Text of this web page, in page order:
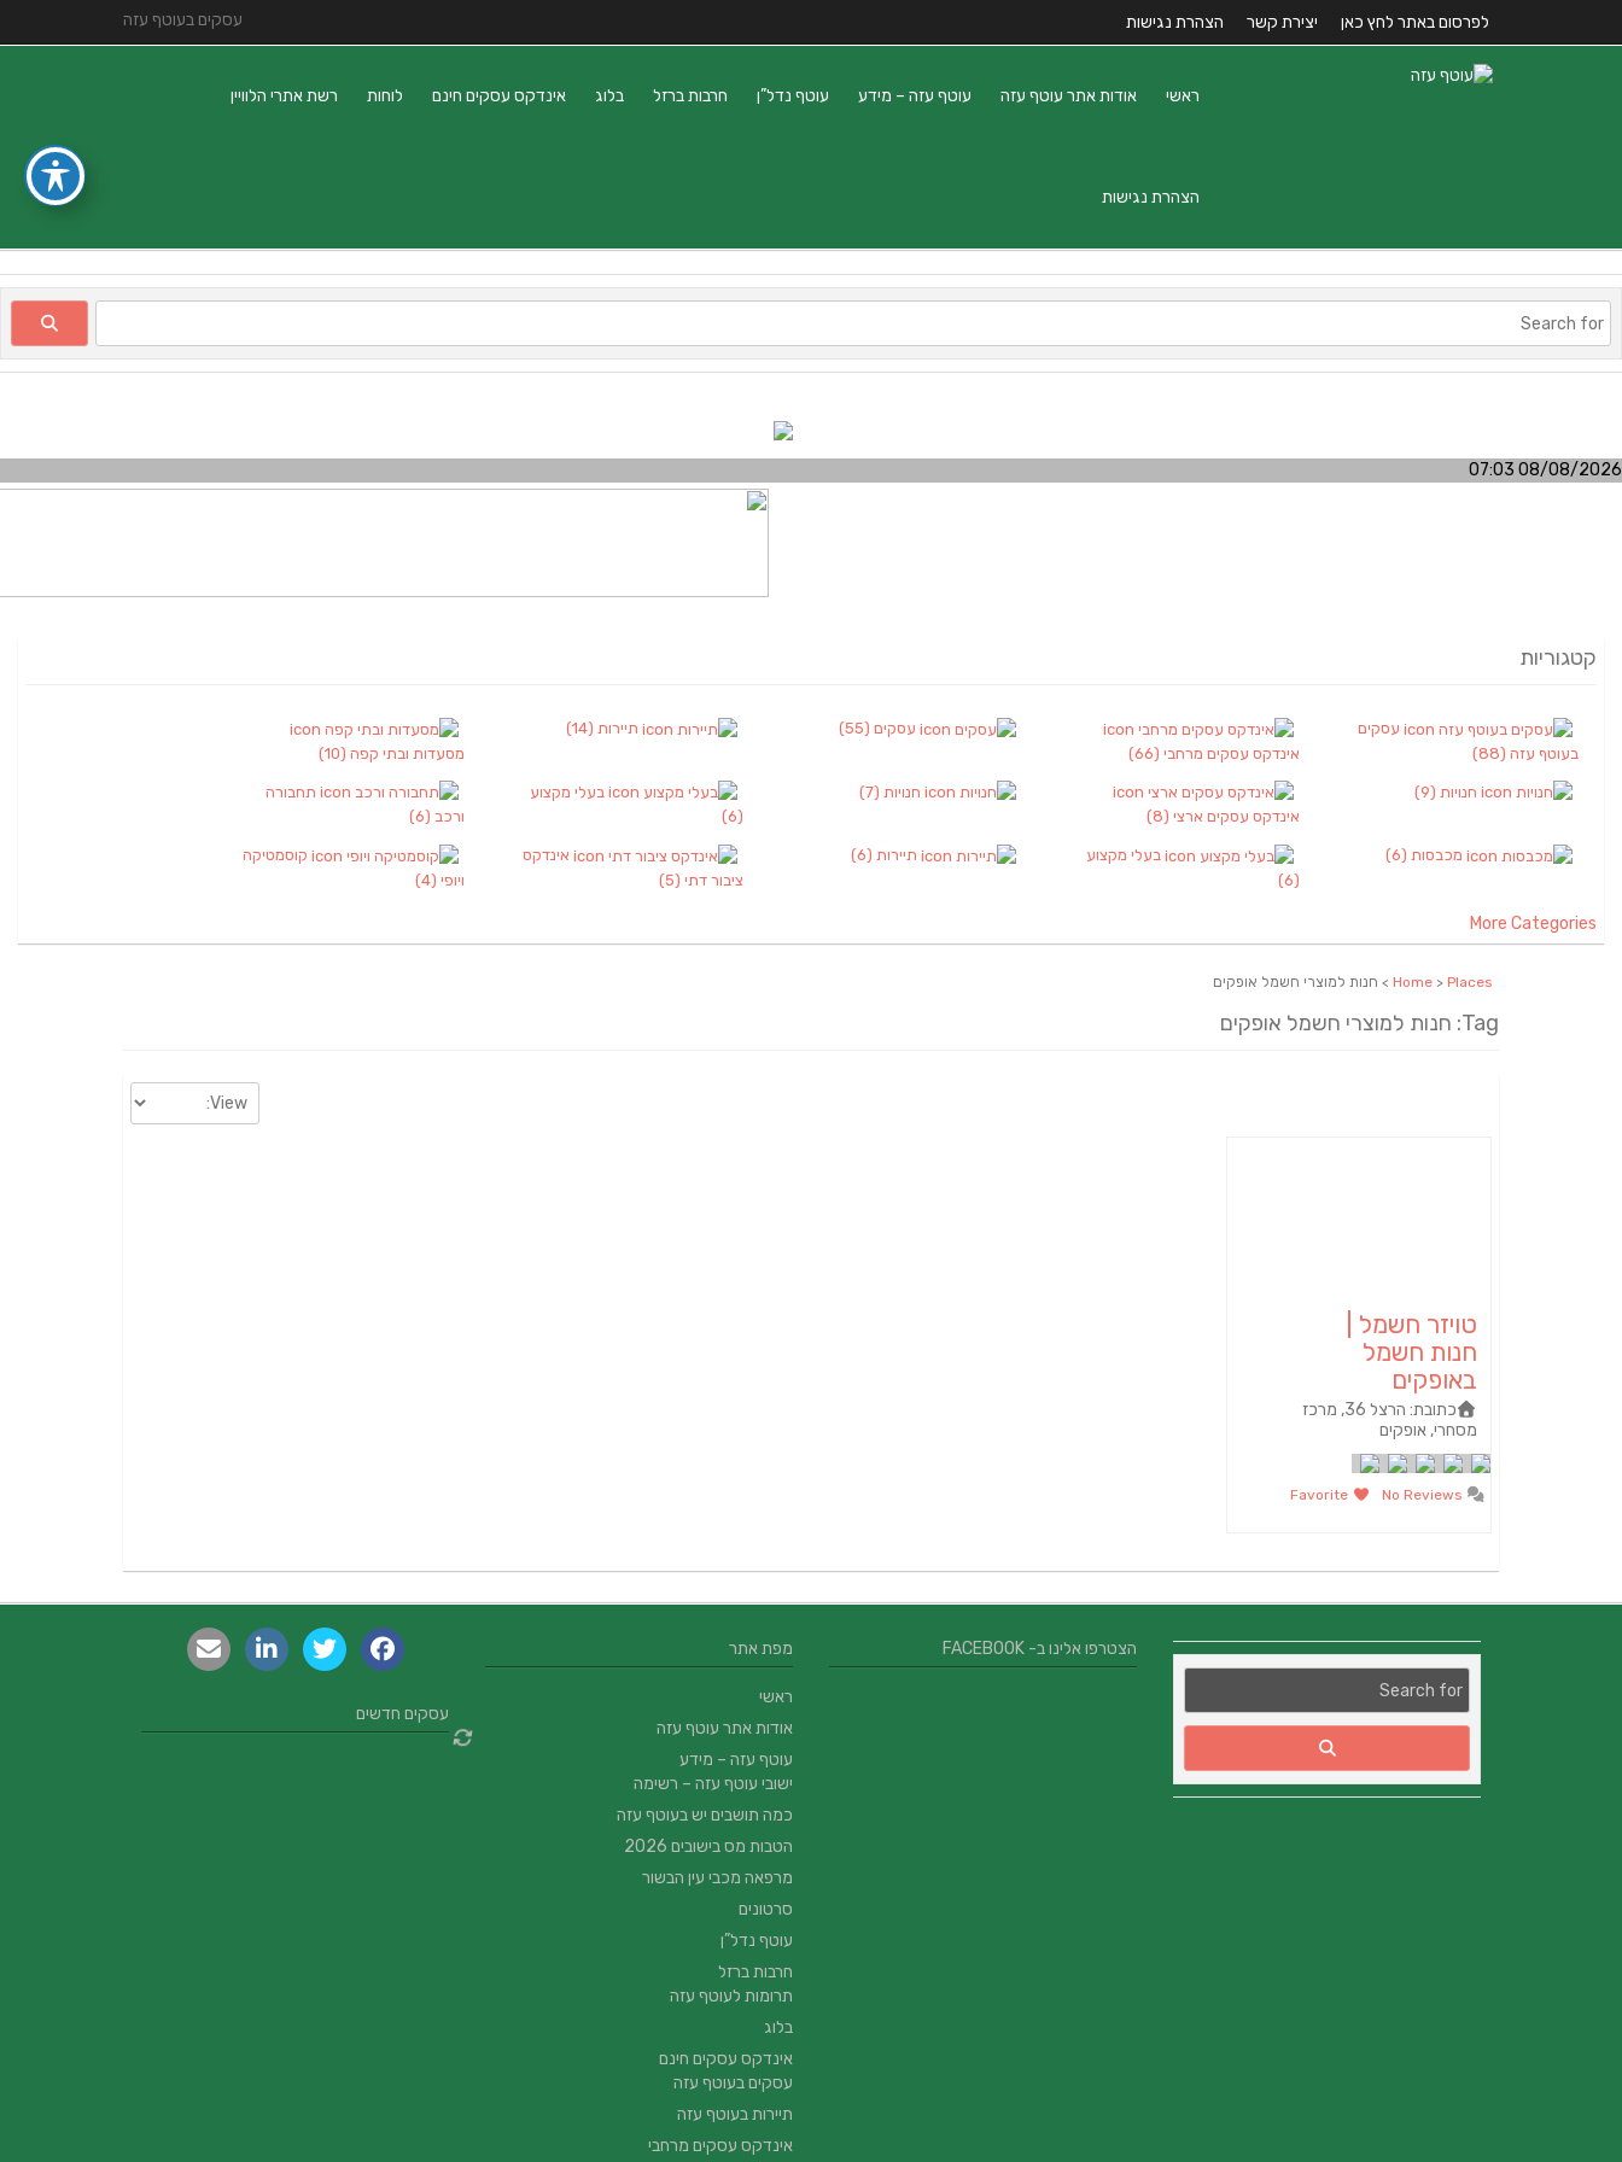
עסקים בעוטף עזה לפרסום באתר לחץ כאן יצירת קשר הצהרת נגישות
ראשי אודות אתר עוטף עזה עוטף עזה – מידע עוטף נדל”ן חרבות ברזל בלוג אינדקס עסקים חינם לוחות רשת אתרי הלוויין
הצהרת נגישות
08/08/2026 07:03
קטגוריות
עסקים
בעוטף עזה (88) אינדקס עסקים מרחבי (66)
עסקים (55) תיירות (14)
מסעדות ובתי קפה (10)
חנויות (9)
אינדקס עסקים ארצי (8)
חנויות (7)
בעלי מקצוע
(6)
תחבורה
ורכב (6)
מכבסות (6)
בעלי מקצוע
(6)
תיירות (6)
אינדקס
ציבור דתי (5)
קוסמטיקה
ויופי (4)
More Categories
Home > Places > חנות למוצרי חשמל אופקים
Tag: חנות למוצרי חשמל אופקים
טויזר חשמל |
חנות חשמל
באופקים
כתובת:
הרצל 36, מרכז
מסחרי, אופקים
עסקים חדשים
מפת אתר
ראשי
אודות אתר עוטף עזה
עוטף עזה – מידע
ישובי עוטף עזה – רשימה
כמה תושבים יש בעוטף עזה
הטבות מס בישובים 2026
מרפאה מכבי עין הבשור
סרטונים
עוטף נדל”ן
חרבות ברזל
תרומות לעוטף עזה
בלוג
אינדקס עסקים חינם
עסקים בעוטף עזה
תיירות בעוטף עזה
אינדקס עסקים מרחבי
הצטרפו אלינו ב- FACEBOOK